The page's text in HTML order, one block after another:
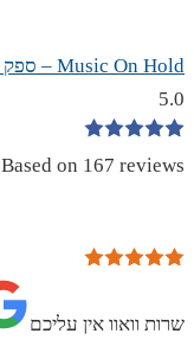
Music On Hold – ספק ארצי לקריינות מקצועית
5.0
Based on 167 reviews
שרות וואוו אין עליכם